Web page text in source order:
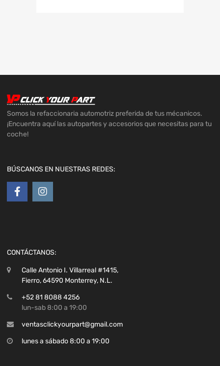
Somos la refaccionaria automotriz preferida de tus mécanicos.
¡Encuentra aquí las autopartes y accesorios que necesitas para tu
coche!
BÚSCANOS EN NUESTRAS REDES:
CONTÁCTANOS:
Calle Antonio I. Villarreal #1415,
Fierro, 64590 Monterrey, N.L.
+52 81 8088 4256
lun-sab 8:00 a 19:00
ventasclickyourpart@gmail.com
lunes a sábado 8:00 a 19:00